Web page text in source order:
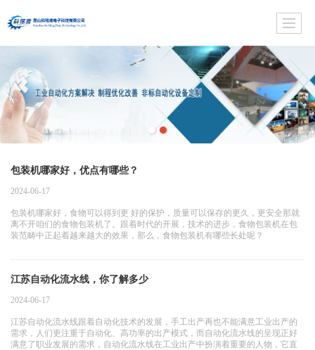
包装机哪家好，优点有哪些？
2024-06-17
包装机哪家好，食物可以得到更 好的保护，质量可以保存的更久，更安全那就
离不开咱们的食物包装机了。跟着时代的开展，技术的进步，食物包装机在包
装范畴中正起着越来越大的效果，那么，食物包装机有哪些长处呢？
江苏自动化流水线，你了解多少
2024-06-17
江苏自动化流水线跟着自动化技术的发展，手工出产再也不能满意工业出产的
需求，人们更注重于自动化、高功率的出产模式，而自动化流水线的呈现正好
满意了职业发展的需求，自动化流水线在工业出产中扮演着重要的人物，它直